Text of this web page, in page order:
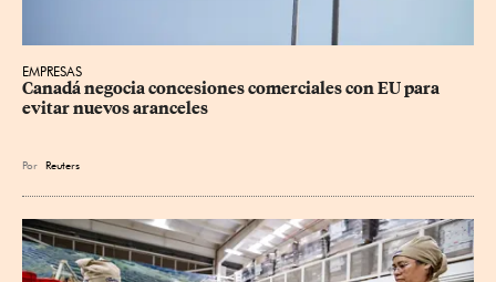
EMPRESAS
Canadá negocia concesiones comerciales con EU para
evitar nuevos aranceles
Por Reuters